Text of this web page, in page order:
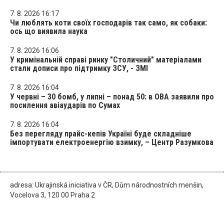
7. 8. 2026 16:17
Чи люблять коти своїх господарів так само, як собаки:
ось що виявила наука
7. 8. 2026 16:06
У кримінальній справі ринку "Столичний" матеріалами
стали дописи про підтримку ЗСУ, - ЗМІ
7. 8. 2026 16:04
У червні – 30 бомб, у липні – понад 50: в ОВА заявили про
посилення авіаударів по Сумах
7. 8. 2026 16:04
Без перегляду прайс-кепів Україні буде складніше
імпортувати електроенергію взимку, – Центр Разумкова
adresa: Ukrajinská iniciativa v ČR, Dům národnostních menšin,
Vocelova 3, 120 00 Praha 2